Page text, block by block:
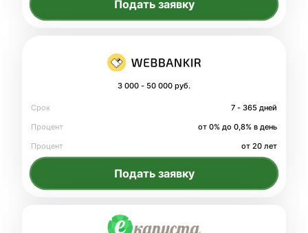
Подать заявку
3 000 - 50 000 руб.
Срок
7 - 365 дней
Процент
от 0% до 0,8% в день
Процент
от 20 лет
Подать заявку